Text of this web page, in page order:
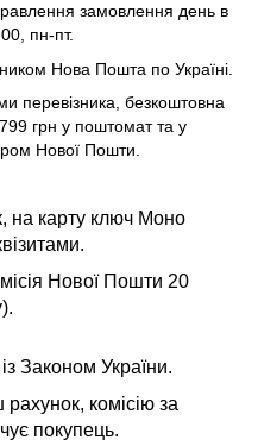
замовлення день в
пн-пт.
Нова Пошта по Україні.
перевізника, безкоштовна
грн у поштомат та у
Нової Пошти.
на карту ключ Моно
Нової Пошти 20
Законом України.
комісію за
покупець.